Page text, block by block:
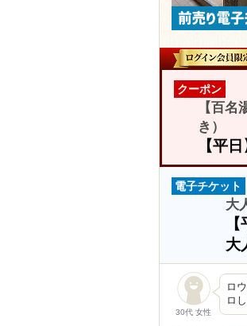
クーポン
【百
き）
【平日
電子チケット
大
大
30代 女性
ロ
ロ